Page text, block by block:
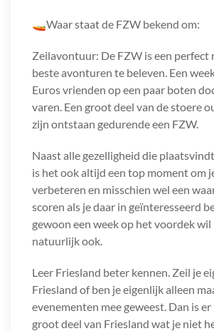
🚤Waar staat de FZW bekend om:
Zeilavontuur: De FZW is een perfect
beste avonturen te beleven. Een
Euros vrienden op een paar boten
varen. Een groot deel van de stoere
zijn ontstaan gedurende een FZW.
Naast alle gezelligheid die
is het ook altijd een top moment om
verbeteren en misschien wel een
scoren als je daar in geïnteresseerd
gewoon een week op het voordek
natuurlijk ook.
Leer Friesland beter kennen. Zeil je
Friesland of ben je eigenlijk alleen
evenementen mee geweest. Dan is er
groot deel van Friesland wat je niet